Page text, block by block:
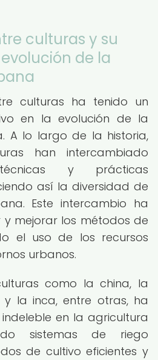
culturas y su
de la
culturas ha tenido un
en la evolución de la
A lo largo de la historia,
han intercambiado
técnicas y prácticas
así la diversidad de
Este intercambio ha
mejorar los métodos de
el uso de los recursos
urbanos.
como la china, la
la inca, entre otras, ha
en la agricultura
sistemas de riego
de cultivo eficientes y